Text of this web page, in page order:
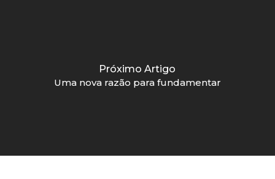
Próximo Artigo
Uma nova razão para fundamentar